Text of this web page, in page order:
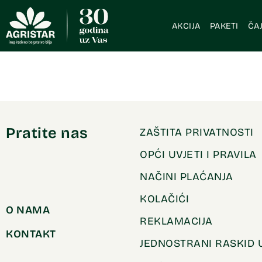
AKCIJA PAKETI
Pratite nas
O NAMA
KONTAKT
ZAŠTITA PRIVATNOSTI
OPĆI UVJETI I PRAVILA
NAČINI PLAĆANJA
KOLAČIĆI
REKLAMACIJA
JEDNOSTRANI RASKID